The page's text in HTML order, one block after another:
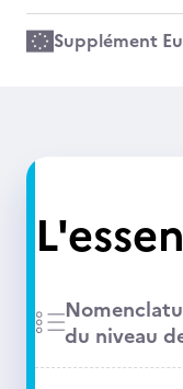
Supplément
du niveau